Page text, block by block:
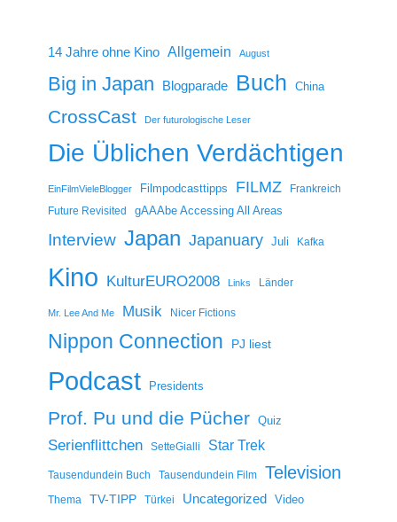
14 Jahre ohne Kino Allgemein August
Big in Japan Blogparade Buch China
CrossCast Der futurologische Leser
Die Üblichen Verdächtigen
EinFilmVieleBlogger Filmpodcasttipps FILMZ
Frankreich
Future Revisited
gAAAbe Accessing All Areas
Interview Japan Japanuary Juli Kafka
Kino KulturEURO2008 Links Länder
Mr. Lee And Me Musik Nicer Fictions
Nippon Connection PJ liest
Podcast Presidents
Prof. Pu und die Pücher Quiz
Serienflittchen SetteGialli Star Trek
Tausendundein Buch Tausendundein Film Television
Thema TV-TIPP Türkei Uncategorized Video